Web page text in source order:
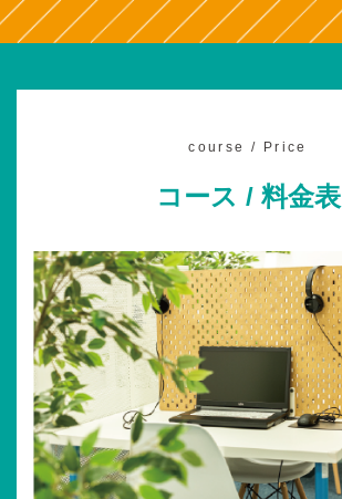
course / Price
コース / 料金表